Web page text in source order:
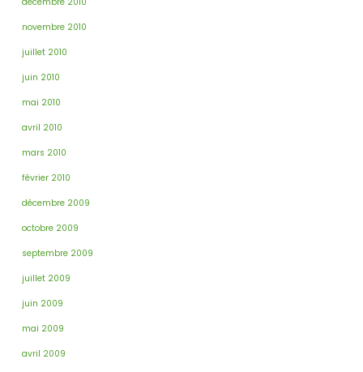
novembre 2010
juillet 2010
juin 2010
mai 2010
avril 2010
mars 2010
février 2010
décembre 2009
octobre 2009
septembre 2009
juillet 2009
juin 2009
mai 2009
avril 2009